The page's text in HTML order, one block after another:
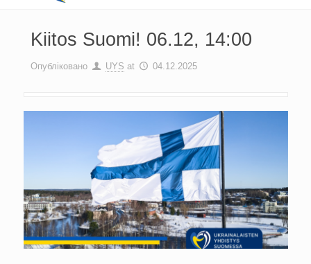
Kiitos Suomi! 06.12, 14:00
Опубліковано UYS at 04.12.2025